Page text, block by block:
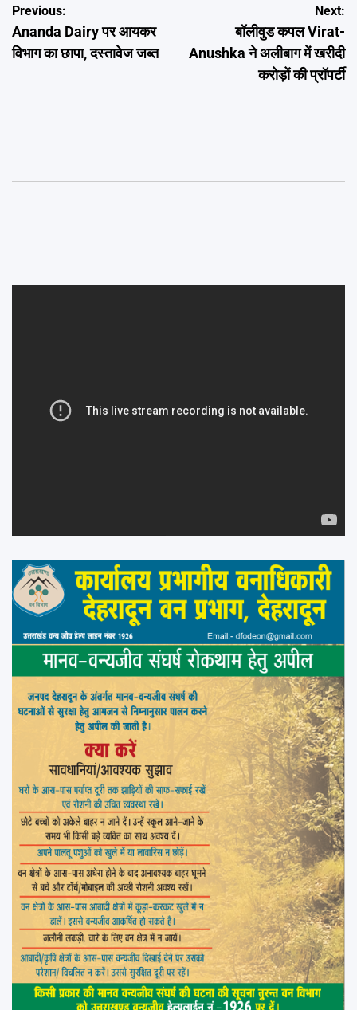
Post
navigation
Previous:
Ananda Dairy पर आयकर
विभाग का छापा, दस्तावेज जब्त
Next:
बॉलीवुड कपल Virat-
Anushka ने अलीबाग में खरीदी
करोड़ों की प्रॉपर्टी